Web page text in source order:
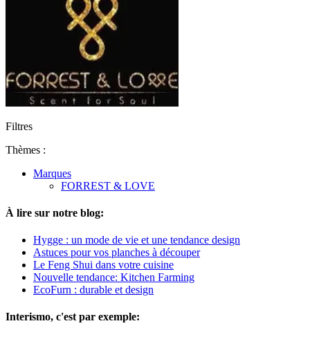
Filtres
Thèmes :
Marques
FORREST & LOVE
À lire sur notre blog:
Hygge : un mode de vie et une tendance design
Astuces pour vos planches à découper
Le Feng Shui dans votre cuisine
Nouvelle tendance: Kitchen Farming
EcoFurn : durable et design
Interismo, c'est par exemple: